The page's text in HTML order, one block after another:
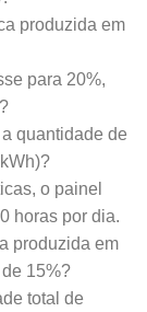
produzida em
para 20%,
quantidade de
o painel
horas por dia.
produzida em
15%?
total de